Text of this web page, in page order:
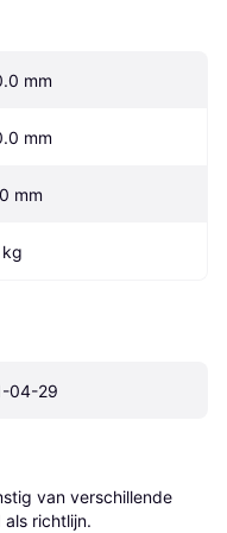
mm
mm
mm
04-29
van verschillende
richtlijn.